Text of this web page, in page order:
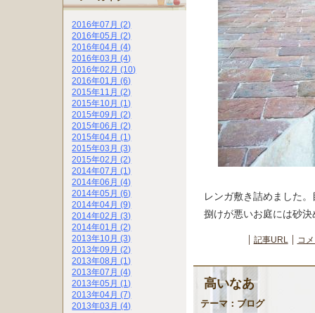
レンガ敷き詰めました
捌けが悪いお庭には砂
記事URL コ
高いなあ
テーマ： ブログ
2016年07月 (2)
2016年05月 (2)
2016年04月 (4)
2016年03月 (4)
2016年02月 (10)
2016年01月 (6)
2015年11月 (2)
2015年10月 (1)
2015年09月 (2)
2015年06月 (2)
2015年04月 (1)
2015年03月 (3)
2015年02月 (2)
2014年07月 (1)
2014年06月 (4)
2014年05月 (6)
2014年04月 (9)
2014年02月 (3)
2014年01月 (2)
2013年10月 (3)
2013年09月 (2)
2013年08月 (1)
2013年07月 (4)
2013年05月 (1)
2013年04月 (7)
2013年03月 (4)